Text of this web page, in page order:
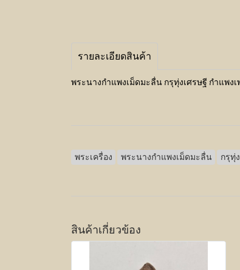
รายละเอียดสินค้า
พระนางกำแพงเม็ดมะลื่น กรุทุ่งเศรษฐี กำแพง
พระเครื่อง พระนางกำแพงเม็ดมะลื่น กรุทุ่
สินค้าเกี่ยวข้อง